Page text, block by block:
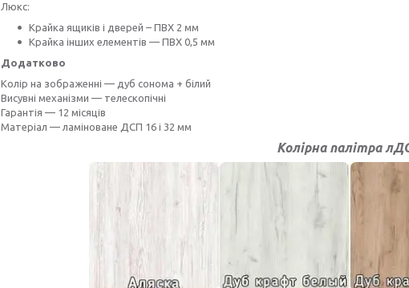
Люкс:
Крайка ящиків і дверей – ПВХ 2 мм
Крайка інших елементів — ПВХ 0,5 мм
Додатково
Колір на зображенні — дуб сонома + білий
Висувні механізми — телескопічні
Гарантія — 12 місяців
Матеріал — ламіноване ДСП 16 і 32 мм
Колірна палітра